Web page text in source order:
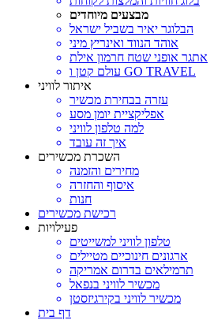
מבצעים מיוחדים
הבלוגר יאיר בשביל ישראל
אוהד הנווד ואינריץ מיני
אתגר אופני שטח חרמון אילת
עולם קטן ו GO TRAVEL
איתור לוויני
עזרה בבחירת מכשיר
אפליקציית יומן מסע
למה טלפון לוויני
איך זה עובד
השכרת מכשירים
מחירים והזמנה
איסוף והחזרה
חנות
רכישת מכשירים
פעילויות
טלפון לוויני למשייטים
ארגונים חינוכיים מטיילים
תרמילאים בדרום אמריקה
מכשיר לוויני בנפאל
מכשיר לוויני בקירגיזסטן
דף בית